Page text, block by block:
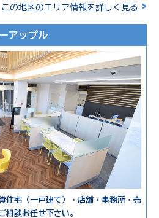
この地区のエリア情報を詳しく見る >
アップル
住宅（一戸建て）・店舗・事務所・売
相談お任せ下さい。